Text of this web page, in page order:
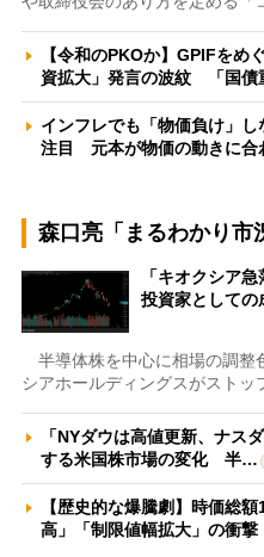
【令和のPKOか】GPIFをめ
資拡大」発言の波紋 「国
インフレでも「物価負け」
注目 元本が物価の動きに
森口亮「まるわかり市
「キオクシア
投資家として
半導体株を中心に相場の調整
シアホールディングスがスト
「NYダウは高値更新、ナス
する米国株市場の変化 半…
【歴史的な爆騰劇】時価総
高」「制限値幅拡大」の衝